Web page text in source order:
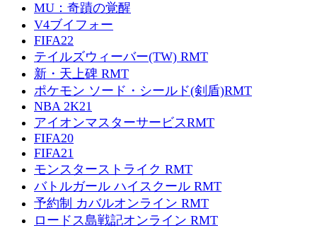
MU：奇蹟の覚醒
V4ブイフォー
FIFA22
テイルズウィーバー(TW) RMT
新・天上碑 RMT
ポケモン ソード・シールド(剣盾)RMT
NBA 2K21
アイオンマスターサービスRMT
FIFA20
FIFA21
モンスターストライク RMT
バトルガール ハイスクール RMT
予約制 カバルオンライン RMT
ロードス島戦記オンライン RMT